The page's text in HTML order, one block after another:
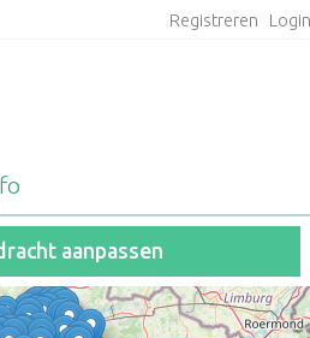
Registreren
aanpassen